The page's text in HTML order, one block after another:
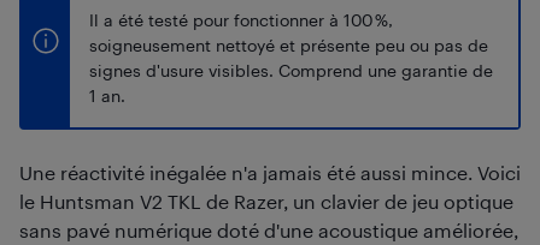
Il a été testé pour fonctionner à 100 %,
soigneusement nettoyé et présente peu ou pas de
signes d'usure visibles. Comprend une garantie de
1 an.
Une réactivité inégalée n'a jamais été aussi mince. Voici
le Huntsman V2 TKL de Razer, un clavier de jeu optique
sans pavé numérique doté d'une acoustique améliorée,